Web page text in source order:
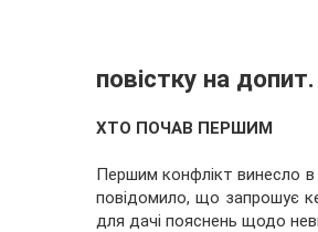
повістку на допит.
ХТО ПОЧАВ ПЕРШИМ
Першим конфлікт винесло в
повідомило, що запрошує
для дачі пояснень щодо